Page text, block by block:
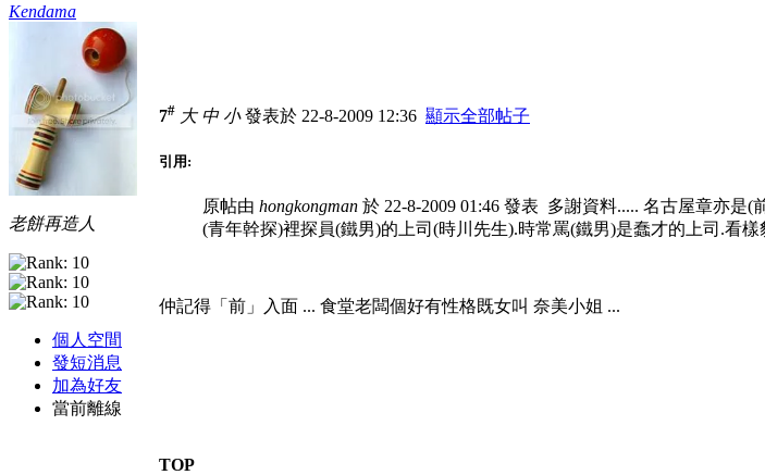
Kendama
老餅再造人
個人空間
發短消息
加為好友
當前離線
7# 大 中 小發表於 22-8-2009 12:36 顯示全部帖子
引用:
原帖由 hongkongman 於 22-8-2009 01:46 發表 多謝資料..... 名古屋章亦是(
(青年幹探)裡探員(鐵男)的上司(時川先生).時常罵(鐵男)是蠢才的上司.看
仲記得「前」入面 ... 食堂老闆個好有性格既女叫 奈美小姐 ...
TOP